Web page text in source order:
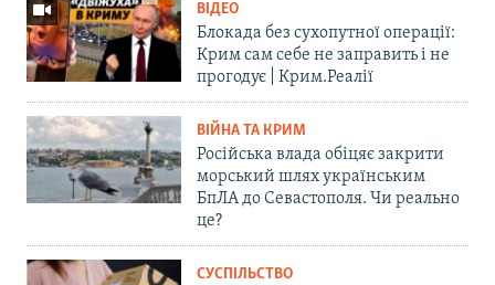
ВІДЕО
Блокада без сухопутної операції:
Крим сам себе не заправить і не
прогодує | Крим.Реалії
ВІЙНА ТА КРИМ
Російська влада обіцяє закрити
морський шлях українським
БпЛА до Севастополя. Чи реально
це?
СУСПІЛЬСТВО